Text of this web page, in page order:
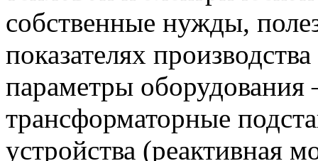
собственные нужды,
показателях
параметры
трансформаторные
устройства (реактивная